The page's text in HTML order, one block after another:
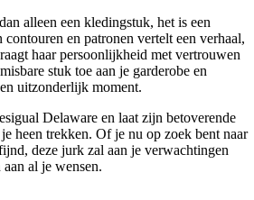
alleen een kledingstuk, het is een
en patronen vertelt een verhaal,
haar persoonlijkheid met vertrouwen
stuk toe aan je garderobe en
uitzonderlijk moment.
Delaware en laat zijn betoverende
heen trekken. Of je nu op zoek bent naar
deze jurk zal aan je verwachtingen
al je wensen.